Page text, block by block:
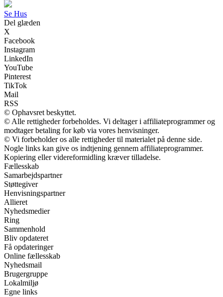
Se Hus
Del glæden
X
Facebook
Instagram
LinkedIn
YouTube
Pinterest
TikTok
Mail
RSS
© Ophavsret beskyttet.
© Alle rettigheder forbeholdes. Vi deltager i affiliateprogrammer og
modtager betaling for køb via vores henvisninger.
© Vi forbeholder os alle rettigheder til materialet på denne side.
Nogle links kan give os indtjening gennem affiliateprogrammer.
Kopiering eller videreformidling kræver tilladelse.
Fællesskab
Samarbejdspartner
Støttegiver
Henvisningspartner
Allieret
Nyhedsmedier
Ring
Sammenhold
Bliv opdateret
Få opdateringer
Online fællesskab
Nyhedsmail
Brugergruppe
Lokalmiljø
Egne links